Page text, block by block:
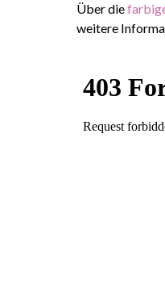
Über die
weitere